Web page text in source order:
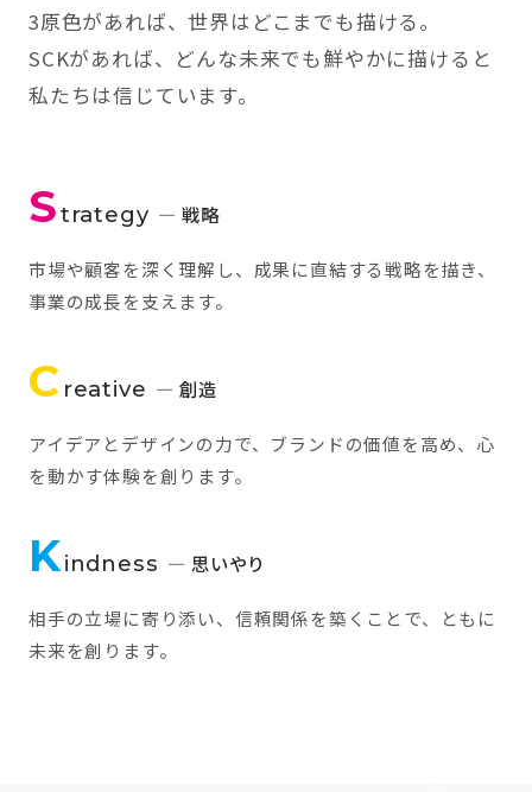
3原色があれば、世界はどこまでも描ける。
SCKがあれば、どんな未来でも鮮やかに描けると
私たちは信じています。
Strategy — 戦略
市場や顧客を深く理解し、成果に直結する戦略を描き、
事業の成長を支えます。
C reative — 創造
アイデアとデザインの力で、ブランドの価値を高め、心
を動かす体験を創ります。
Kindness — 思いやり
相手の立場に寄り添い、信頼関係を築くことで、ともに
未来を創ります。